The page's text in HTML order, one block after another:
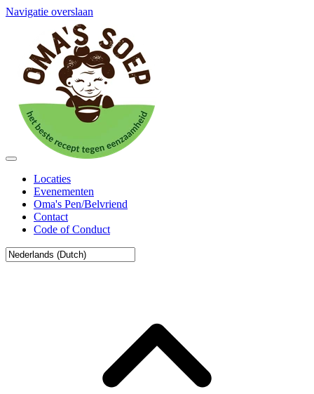
Navigatie overslaan
Locaties
Evenementen
Oma's Pen/Belvriend
Contact
Code of Conduct